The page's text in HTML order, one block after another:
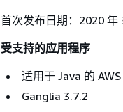
首次发布日期：2020 年
受支持的应用程序
适用于 Java 的
Ganglia 3.7.2